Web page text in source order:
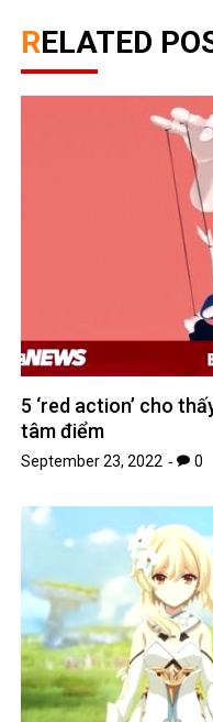
RELATED
5 ‘red action’ cho
tâm điểm
September 23, 2022 0